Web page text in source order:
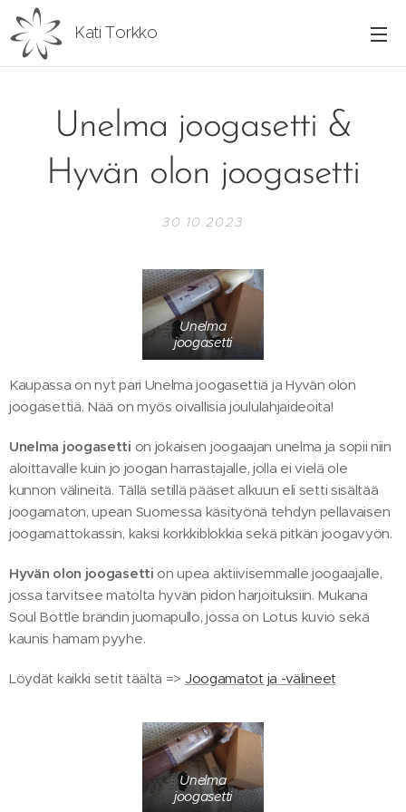
Kati Torkko
Unelma joogasetti &
Hyvän olon joogasetti
30.10.2023
Unelma
joogasetti
Kaupassa on nyt pari Unelma joogasettiä ja Hyvän olon
joogasettiä. Nää on myös oivallisia joululahjaideoita!
Unelma joogasetti on jokaisen joogaajan unelma ja sopii niin
aloittavalle kuin jo joogan harrastajalle, jolla ei vielä ole
kunnon välineitä. Tällä setillä pääset alkuun eli setti sisältää
joogamaton, upean Suomessa käsityönä tehdyn pellavaisen
joogamattokassin, kaksi korkkiblokkia sekä pitkän joogavyön.
Hyvän olon joogasetti on upea aktiivisemmalle joogaajalle,
jossa tarvitsee matolta hyvän pidon harjoituksiin. Mukana
Soul Bottle brändin juomapullo, jossa on Lotus kuvio sekä
kaunis hamam pyyhe.
Löydät kaikki setit täältä => Joogamatot ja -välineet
Unelma
joogasetti